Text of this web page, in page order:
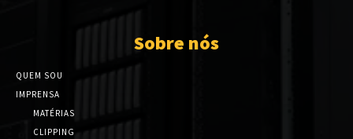
Sobre nós
QUEM SOU
IMPRENSA
MATÉRIAS
CLIPPING